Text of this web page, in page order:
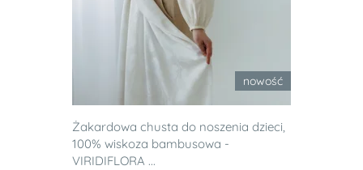
nowość
Żakardowa chusta do noszenia dzieci,
100% wiskoza bambusowa -
VIRIDIFLORA ...